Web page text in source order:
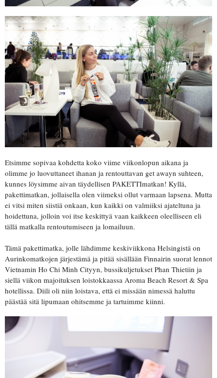
Etsimme sopivaa kohdetta koko viime viikonlopun aikana ja
olimme jo luovuttaneet ihanan ja rentouttavan get awayn suhteen,
kunnes löysimme aivan täydellisen PAKETTImatkan! Kyllä,
pakettimatkan, jollaisella olen viimeksi ollut varmaan lapsena. Mutta
ei vitsi miten siistiä onkaan, kun kaikki on valmiiksi ajateltuna ja
hoidettuna, jolloin voi itse keskittyä vaan kaikkeen oleelliseen eli
tällä matkalla rentoutumiseen ja lomailuun.
Tämä pakettimatka, jolle lähdimme keskiviikkona Helsingistä on
Aurinkomatkojen järjestämä ja pitää sisällään Finnairin suorat lennot
Vietnamin Ho Chi Minh Cityyn, bussikuljetukset Phan Thietiin ja
siellä viikon majoituksen loistokkaassa Aroma Beach Resort & Spa
hotellissa. Diili oli niin loistava, että ei missään nimessä haluttu
päästää sitä lipumaan ohitsemme ja tartuimme kiinni.